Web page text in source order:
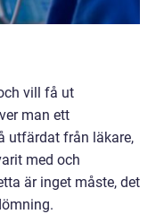
vill få ut
man ett
utfärdat från läkare,
med och
är inget måste, det